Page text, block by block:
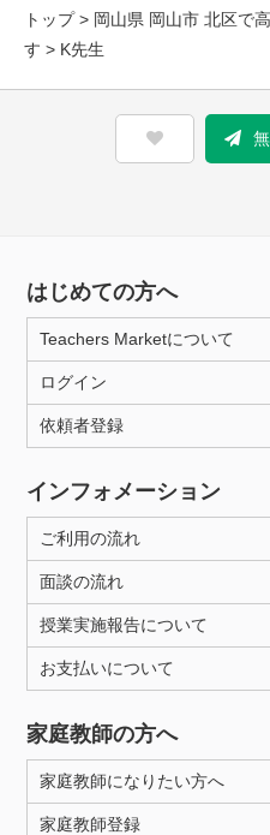
トップ> 岡山県 岡山市 北区で
す > K先生
はじめての方へ
Teachers Marketについて
ログイン
依頼者登録
インフォメーション
ご利用の流れ
面談の流れ
授業実施報告について
お支払いについて
家庭教師の方へ
家庭教師になりたい方へ
家庭教師登録